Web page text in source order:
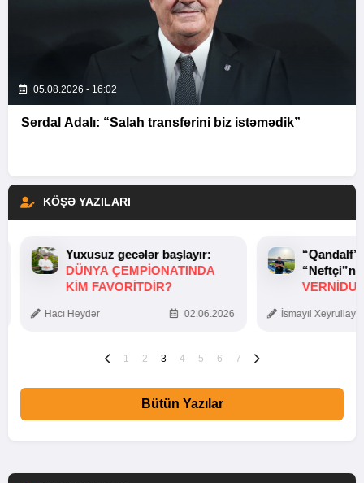
05.08.2026 - 16:02
Serdal Adalı: “Salah transferini biz istəmədik”
KÖŞƏ YAZILARI
Yuxusuz gecələr başlayır:
DÜNYA ÇEMPIONATINDA
KIM FAVORITDIR?
Hacı Heydər 02.06.2026 İsmayıl
1 2 3 4 5 6 7
Bütün Yazılar